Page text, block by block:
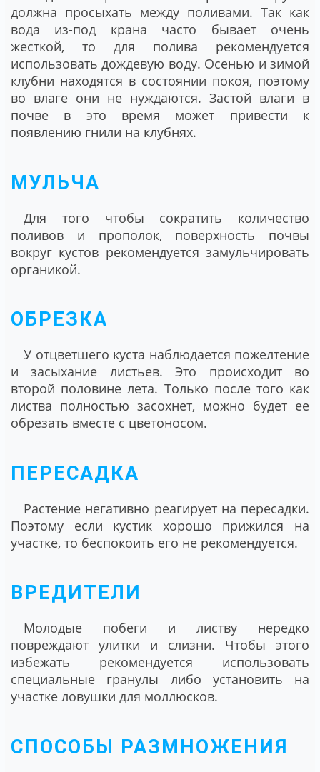
должна просыхать между поливами. Так как
вода из-под крана часто бывает очень
жесткой, то для полива рекомендуется
использовать дождевую воду. Осенью и зимой
клубни находятся в состоянии покоя, поэтому
во влаге они не нуждаются. Застой влаги в
почве в это время может привести к
появлению гнили на клубнях.
МУЛЬЧА
Для того чтобы сократить количество
поливов и прополок, поверхность почвы
вокруг кустов рекомендуется замульчировать
органикой.
ОБРЕЗКА
У отцветшего куста наблюдается пожелтение
и засыхание листьев. Это происходит во
второй половине лета. Только после того как
листва полностью засохнет, можно будет ее
обрезать вместе с цветоносом.
ПЕРЕСАДКА
Растение негативно реагирует на пересадки.
Поэтому если кустик хорошо прижился на
участке, то беспокоить его не рекомендуется.
ВРЕДИТЕЛИ
Молодые побеги и листву нередко
повреждают улитки и слизни. Чтобы этого
избежать рекомендуется использовать
специальные гранулы либо установить на
участке ловушки для моллюсков.
СПОСОБЫ РАЗМНОЖЕНИЯ